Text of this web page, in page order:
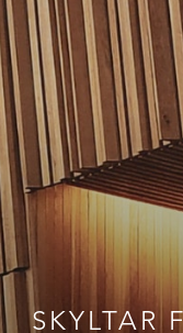
SKYLTAR